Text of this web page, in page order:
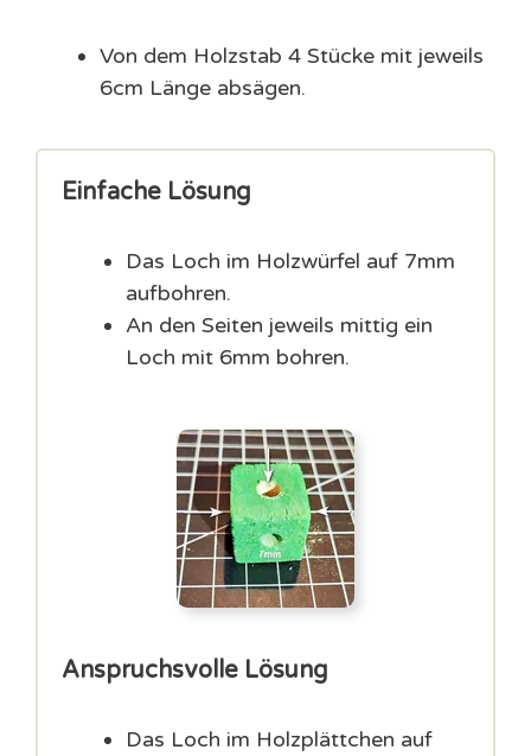
Von dem Holzstab 4 Stücke mit jeweils
6cm Länge absägen.
Einfache Lösung
Das Loch im Holzwürfel auf 7mm
aufbohren.
An den Seiten jeweils mittig ein
Loch mit 6mm bohren.
Anspruchsvolle Lösung
Das Loch im Holzplättchen auf